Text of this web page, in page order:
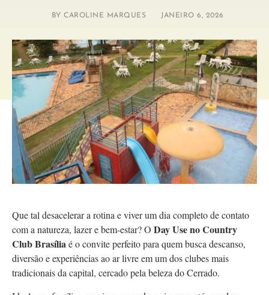
BY CAROLINE MARQUES JANEIRO 6, 2026
Que tal desacelerar a rotina e viver um dia completo de contato
com a natureza, lazer e bem-estar? O Day Use no Country
Club Brasíliaé o convite perfeito para quem busca descanso,
diversão e experiências ao ar livre em um dos clubes mais
tradicionais da capital, cercado pela beleza do Cerrado.